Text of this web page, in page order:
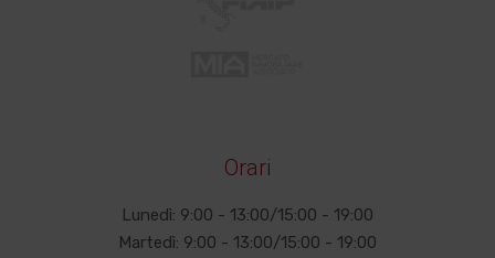
Orari
Lunedì: 9:00 - 13:00/15:00 - 19:00
Martedì: 9:00 - 13:00/15:00 - 19:00